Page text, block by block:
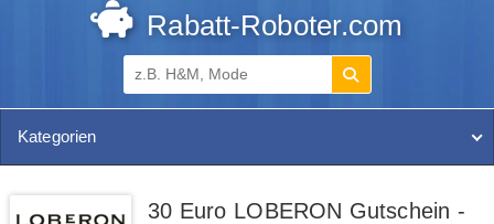
Rabatt-Roboter.com
Kategorien
30 Euro LOBERON Gutschein -